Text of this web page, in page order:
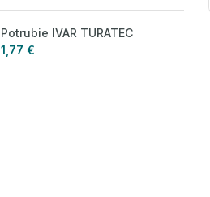
Potrubie IVAR TURATEC
1,77 €